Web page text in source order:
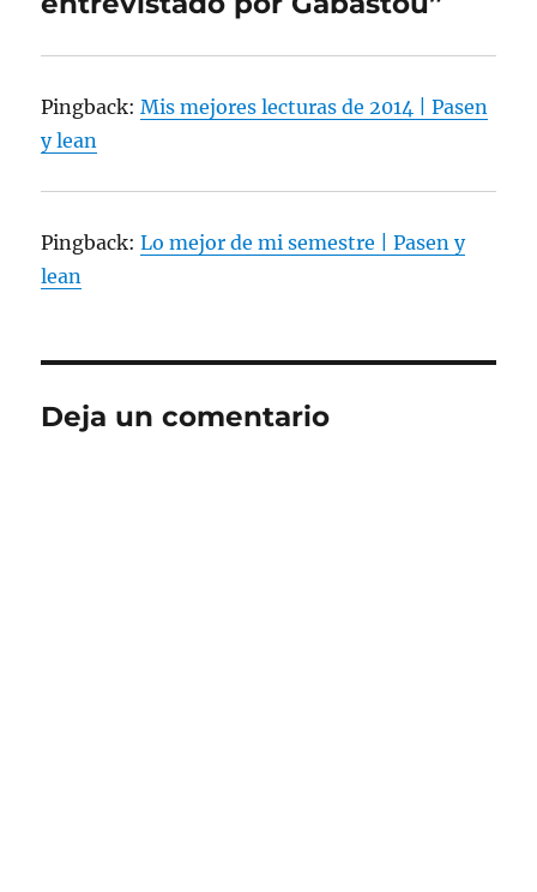
Pingback:Mis mejores lecturas de 2014 | Pasen
y lean
Pingback:Lo mejor de mi semestre | Pasen y
lean
Deja un comentario